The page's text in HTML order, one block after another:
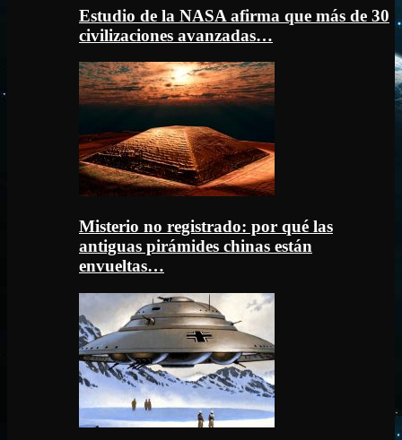
Estudio de la NASA afirma que más de 30
civilizaciones avanzadas…
Misterio no registrado: por qué las
antiguas pirámides chinas están
envueltas…